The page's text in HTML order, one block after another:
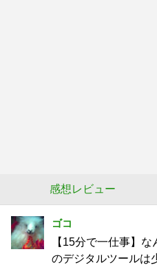
感想レビュー
ゴコ
【15分で一仕事】
のデジタルツールは